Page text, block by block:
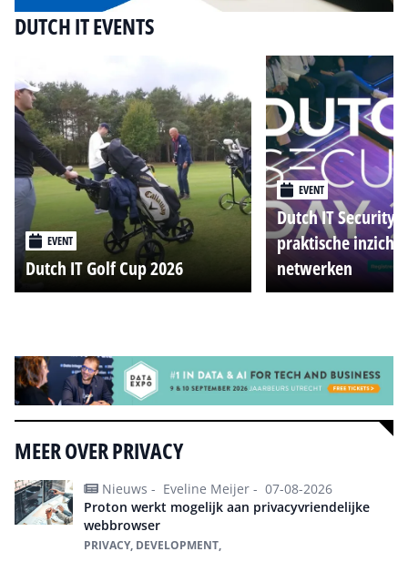
DUTCH IT EVENTS
EVENT
Dutch IT Golf Cup 2026
EVENT
Dutch IT Security
praktische
netwerken
MEER OVER PRIVACY
Nieuws - Eveline Meijer - 07-08-2026
Proton werkt mogelijk aan privacyvriendelijke
webbrowser
PRIVACY, DEVELOPMENT,